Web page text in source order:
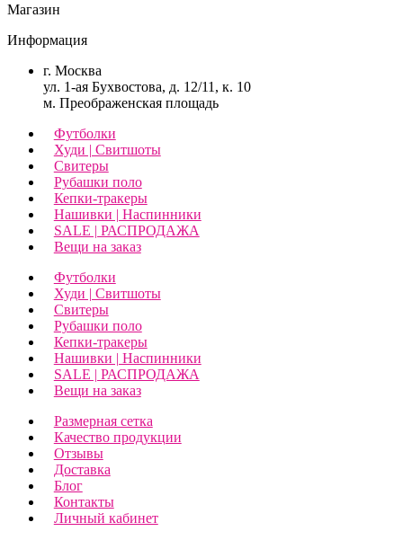
Магазин
Информация
г. Москва
ул. 1-ая Бухвостова, д. 12/11, к. 10
м. Преображенская площадь
Футболки
Худи | Свитшоты
Свитеры
Рубашки поло
Кепки-тракеры
Нашивки | Наспинники
SALE | РАСПРОДАЖА
Вещи на заказ
Футболки
Худи | Свитшоты
Свитеры
Рубашки поло
Кепки-тракеры
Нашивки | Наспинники
SALE | РАСПРОДАЖА
Вещи на заказ
Размерная сетка
Качество продукции
Отзывы
Доставка
Блог
Контакты
Личный кабинет